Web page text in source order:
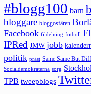
#blogg100 barn
bloggare bloggosfären
Facebook fildelning fotboll
IPRed JMW jobb
politik präst Same Same But
Socialdemokraterna sorg
TPB tweepblogs